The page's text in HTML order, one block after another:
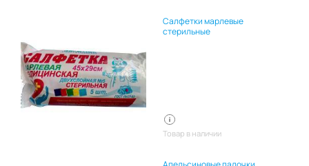
Салфетки марлевые
стерильные
Товар в наличии